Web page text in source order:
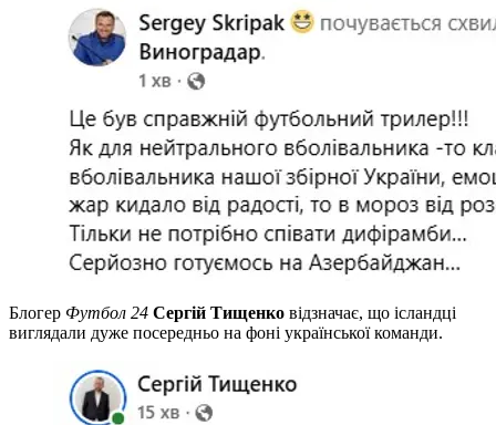
Блогер Футбол 24 Сергій Тищенко відзначає, що ісландці
виглядали дуже посередньо на фоні української команди.